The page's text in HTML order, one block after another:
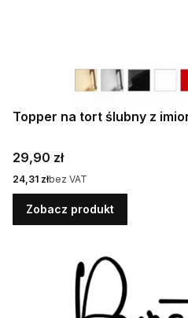
Topper na tort ślubny z
Cena
29,90 zł
Cena
24,31 złbez VAT
Zobacz produkt